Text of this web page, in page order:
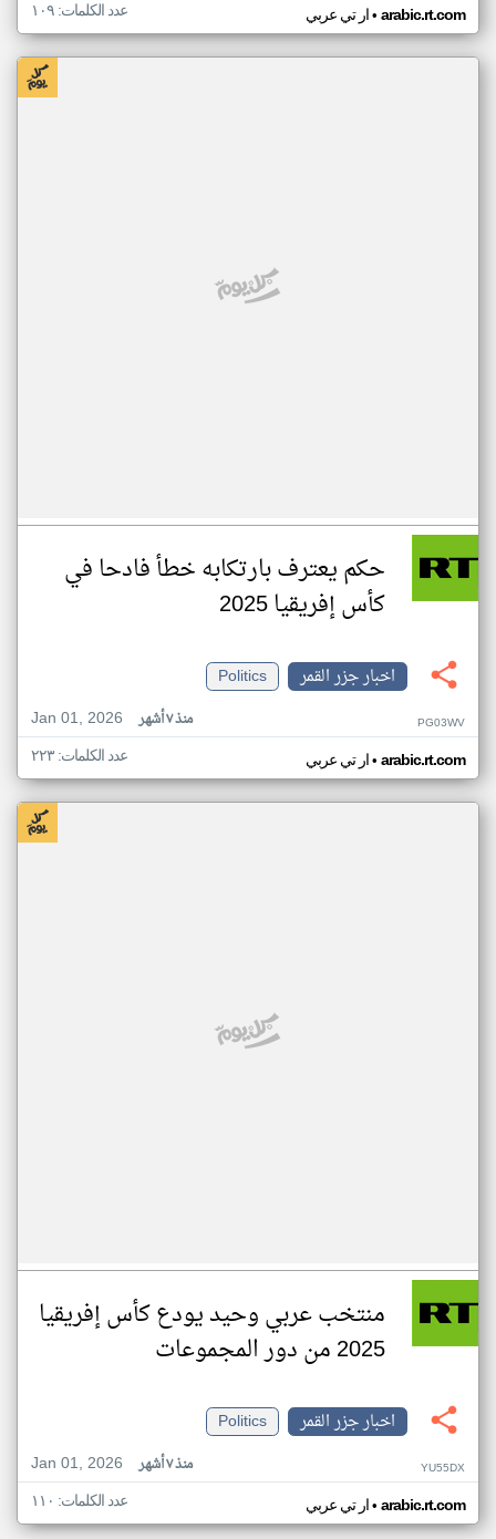
ار تي عربي• arabic.rt.com عدد الكلمات: ١٠٩
حكم يعترف بارتكابه خطأ فادحا في
كأس إفريقيا 2025
اخبار جزر القمر
Politics
Jan 01, 2026
منذ ٧ أشهر PG03WV
ار تي عربي• arabic.rt.com عدد الكلمات: ٢٢٣
منتخب عربي وحيد يودع كأس إفريقيا
2025 من دور المجموعات
اخبار جزر القمر
Politics
Jan 01, 2026
منذ ٧ أشهر YU55DX
ار تي عربي• arabic.rt.com عدد الكلمات: ١١٠